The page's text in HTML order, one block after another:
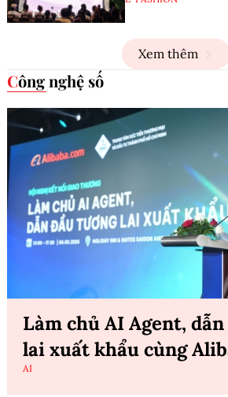
Xem thêm
Công nghệ số
Làm chủ AI Agent,
lai xuất khẩu cùng
AI